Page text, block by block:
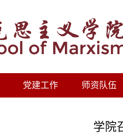
党建工作 师资队伍
学院